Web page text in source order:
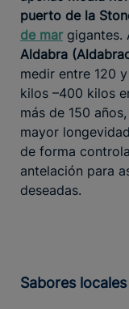
puerto de la
de margigantes.
Aldabra
medir entre 120
kilos –400 kilos
más de 150
mayor
de forma
antelación para
deseadas.
Sabores locales